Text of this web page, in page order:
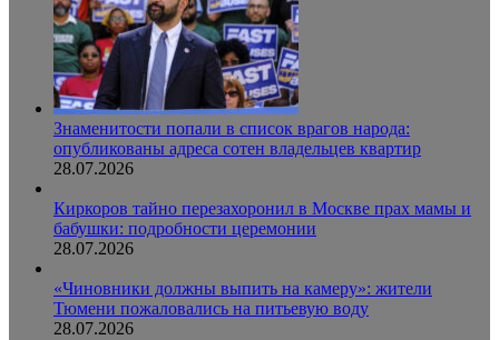
Знаменитости попали в список врагов народа:
опубликованы адреса сотен владельцев квартир
28.07.2026
Киркоров тайно перезахоронил в Москве прах мамы и
бабушки: подробности церемонии
28.07.2026
«Чиновники должны выпить на камеру»: жители
Тюмени пожаловались на питьевую воду
28.07.2026